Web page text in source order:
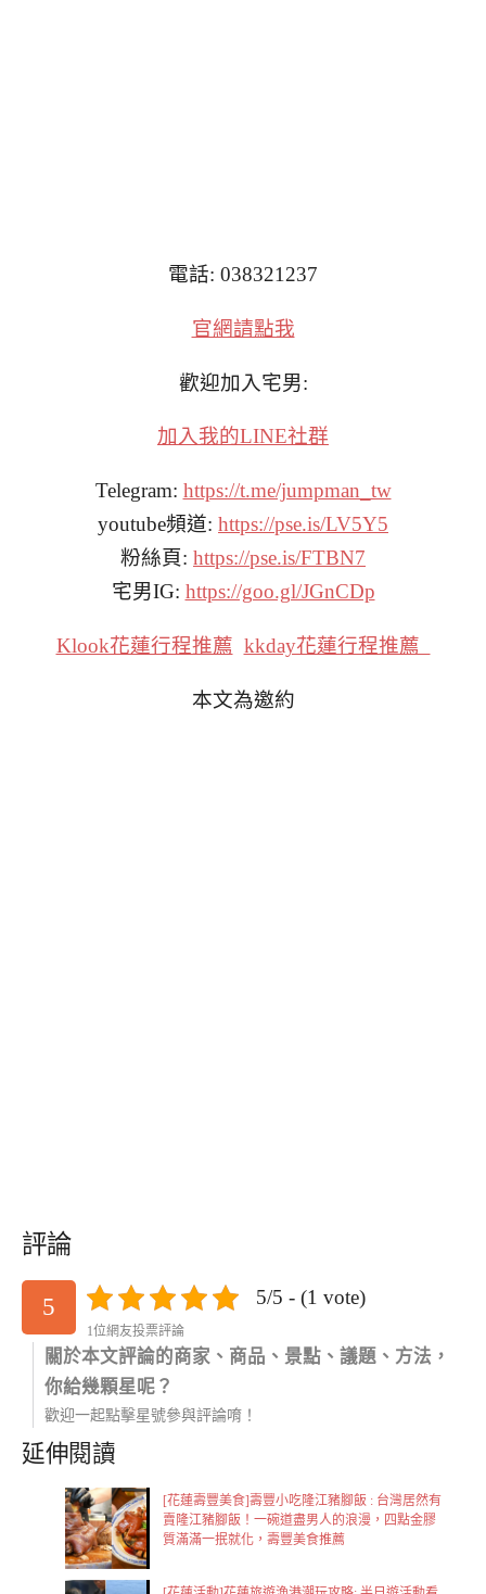
電話: 038321237
官網請點我
歡迎加入宅男:
加入我的LINE社群
Telegram: https://t.me/jumpman_tw
youtube頻道: https://pse.is/LV5Y5
粉絲頁: https://pse.is/FTBN7
宅男IG: https://goo.gl/JGnCDp
Klook花蓮行程推薦 kkday花蓮行程推薦
本文為邀約
評論
5 5/5 - (1 vote)
1位網友投票評論
關於本文評論的商家、商品、景點、議題、方法，
你給幾顆星呢？
歡迎一起點擊星號參與評論唷！
延伸閱讀
[花蓮壽豐美食]壽豐小吃隆江豬腳飯 : 台灣居然有
賣隆江豬腳飯！一碗道盡男人的浪漫，四點金膠
質滿滿一抿就化，壽豐美食推薦